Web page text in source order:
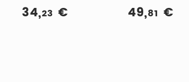
34,23 € 49,81 €